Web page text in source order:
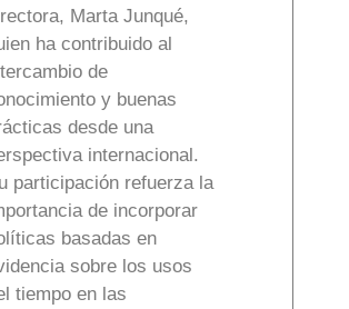
Marta Junqué,
ha contribuido al
de
y buenas
desde una
internacional.
participación refuerza la
de incorporar
basadas en
sobre los usos
tiempo en las